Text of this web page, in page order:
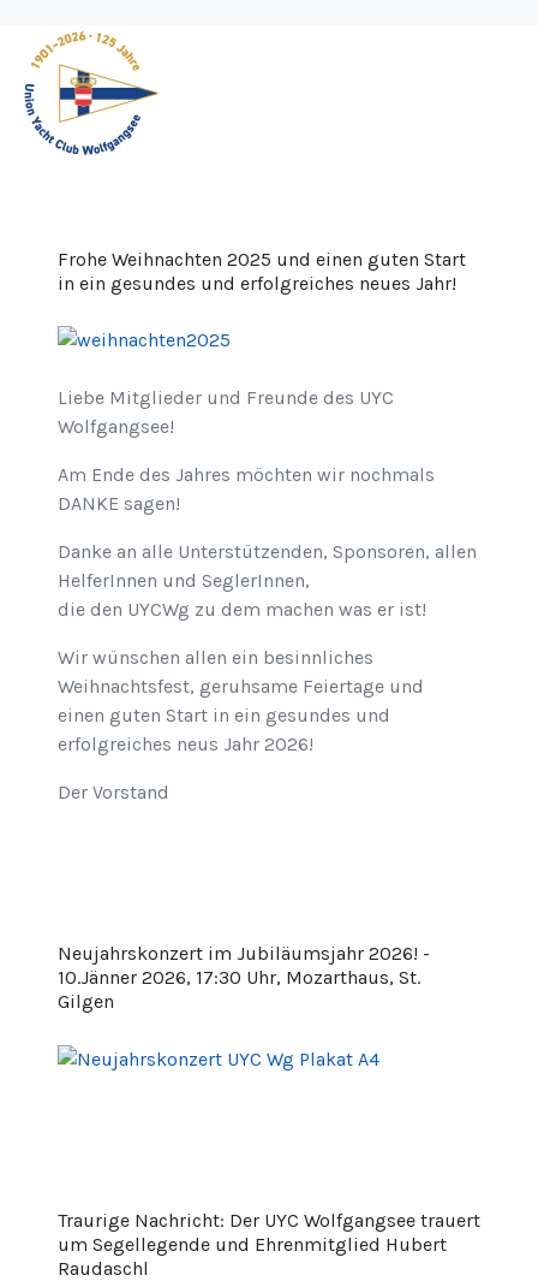
Frohe Weihnachten 2025 und einen guten Start
in ein gesundes und erfolgreiches neues Jahr!
Liebe Mitglieder und Freunde des UYC
Wolfgangsee!
Am Ende des Jahres möchten wir nochmals
DANKE sagen!
Danke an alle Unterstützenden, Sponsoren, allen
HelferInnen und SeglerInnen,
die den UYCWg zu dem machen was er ist!
Wir wünschen allen ein besinnliches
Weihnachtsfest, geruhsame Feiertage und
einen guten Start in ein gesundes und
erfolgreiches neus Jahr 2026!
Der Vorstand
Neujahrskonzert im Jubiläumsjahr 2026! -
10.Jänner 2026, 17:30 Uhr, Mozarthaus, St.
Gilgen
Traurige Nachricht: Der UYC Wolfgangsee trauert
um Segellegende und Ehrenmitglied Hubert
Raudaschl